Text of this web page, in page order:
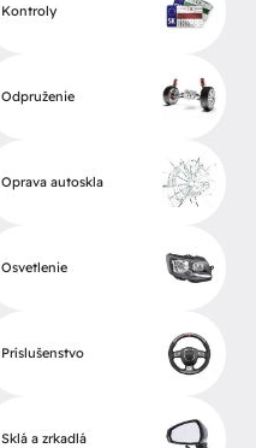
Kontroly
Odpruženie
Oprava autoskla
Osvetlenie
Príslušenstvo
Sklá a zrkadlá